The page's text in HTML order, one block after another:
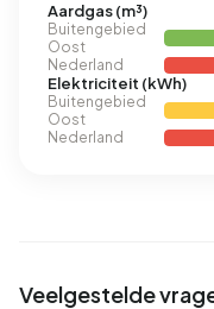
Aardgas (m³)
Buitengebied
Oost
Nederland
Elektriciteit (kWh)
Buitengebied
Oost
Nederland
Veelgestelde